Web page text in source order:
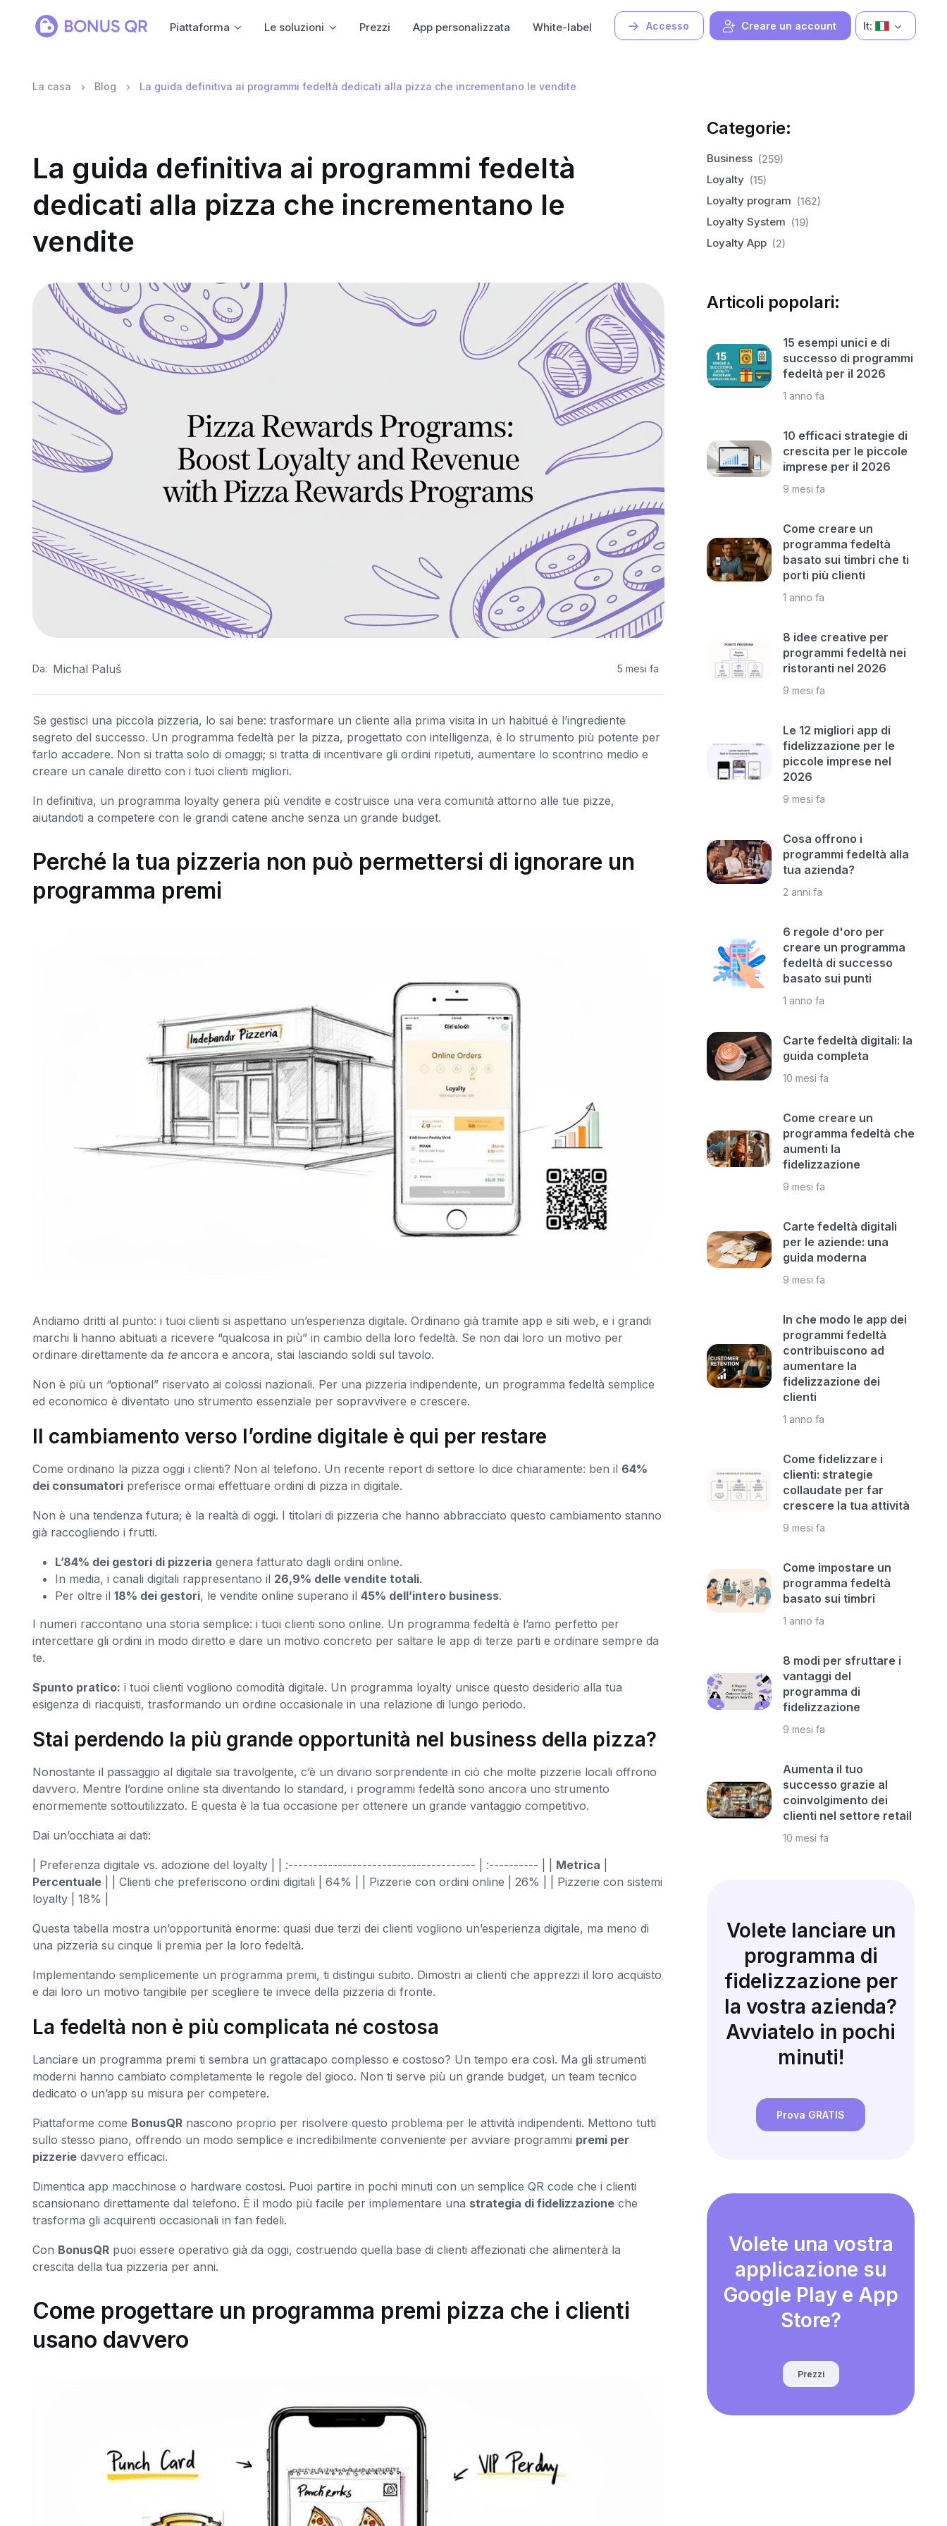
Accesso Creare un account
Piattaforma Le soluzioni Prezzi App personalizzata White-label It:
La casa Blog La guida definitiva ai programmi fedeltà dedicati alla pizza che incrementano le vendite
La guida definitiva ai programmi fedeltà
dedicati alla pizza che incrementano le
vendite
Da: Michal Paluš 5 mesi fa
Se gestisci una piccola pizzeria, lo sai bene: trasformare un cliente alla prima visita in un habitué è l’ingrediente
segreto del successo. Un programma fedeltà per la pizza, progettato con intelligenza, è lo strumento più potente per
farlo accadere. Non si tratta solo di omaggi; si tratta di incentivare gli ordini ripetuti, aumentare lo scontrino medio e
creare un canale diretto con i tuoi clienti migliori.
In definitiva, un programma loyalty genera più vendite e costruisce una vera comunità attorno alle tue pizze,
aiutandoti a competere con le grandi catene anche senza un grande budget.
Perché la tua pizzeria non può permettersi di ignorare un
programma premi
Andiamo dritti al punto: i tuoi clienti si aspettano un’esperienza digitale. Ordinano già tramite app e siti web, e i grandi
marchi li hanno abituati a ricevere “qualcosa in più” in cambio della loro fedeltà. Se non dai loro un motivo per
ordinare direttamente da teancora e ancora, stai lasciando soldi sul tavolo.
Non è più un “optional” riservato ai colossi nazionali. Per una pizzeria indipendente, un programma fedeltà semplice
ed economico è diventato uno strumento essenziale per sopravvivere e crescere.
Il cambiamento verso l’ordine digitale è qui per restare
Come ordinano la pizza oggi i clienti? Non al telefono. Un recente report di settore lo dice chiaramente: ben il 64%
dei consumatoripreferisce ormai effettuare ordini di pizza in digitale.
Non è una tendenza futura; è la realtà di oggi. I titolari di pizzeria che hanno abbracciato questo cambiamento stanno
già raccogliendo i frutti.
L’84% dei gestori di pizzeria genera fatturato dagli ordini online.
In media, i canali digitali rappresentano il 26,9% delle vendite totali.
Per oltre il 18% dei gestori, le vendite online superano il 45% dell’intero business.
I numeri raccontano una storia semplice: i tuoi clienti sono online. Un programma fedeltà è l’amo perfetto per
intercettare gli ordini in modo diretto e dare un motivo concreto per saltare le app di terze parti e ordinare sempre da
te.
Spunto pratico: i tuoi clienti vogliono comodità digitale. Un programma loyalty unisce questo desiderio alla tua
esigenza di riacquisti, trasformando un ordine occasionale in una relazione di lungo periodo.
Stai perdendo la più grande opportunità nel business della pizza?
Nonostante il passaggio al digitale sia travolgente, c’è un divario sorprendente in ciò che molte pizzerie locali offrono
davvero. Mentre l’ordine online sta diventando lo standard, i programmi fedeltà sono ancora uno strumento
enormemente sottoutilizzato. E questa è la tua occasione per ottenere un grande vantaggio competitivo.
Dai un’occhiata ai dati:
| Preferenza digitale vs. adozione del loyalty | | :-------------------------------------- | :---------- | | Metrica
Percentuale| | Clienti che preferiscono ordini digitali | 64% | | Pizzerie con ordini online | 26% | | Pizzerie con sistemi
loyalty | 18% |
Questa tabella mostra un’opportunità enorme: quasi due terzi dei clienti vogliono un’esperienza digitale, ma meno di
una pizzeria su cinque li premia per la loro fedeltà.
Implementando semplicemente un programma premi, ti distingui subito. Dimostri ai clienti che apprezzi il loro acquisto
e dai loro un motivo tangibile per scegliere te invece della pizzeria di fronte.
La fedeltà non è più complicata né costosa
Lanciare un programma premi ti sembra un grattacapo complesso e costoso? Un tempo era così. Ma gli strumenti
moderni hanno cambiato completamente le regole del gioco. Non ti serve più un grande budget, un team tecnico
dedicato o un’app su misura per competere.
Piattaforme come BonusQRnascono proprio per risolvere questo problema per le attività indipendenti. Mettono tutti
sullo stesso piano, offrendo un modo semplice e incredibilmente conveniente per avviare programmi premi per
pizzeriedavvero efficaci.
Dimentica app macchinose o hardware costosi. Puoi partire in pochi minuti con un semplice QR code che i clienti
scansionano direttamente dal telefono. È il modo più facile per implementare una strategia di fidelizzazioneche
trasforma gli acquirenti occasionali in fan fedeli.
Con BonusQRpuoi essere operativo già da oggi, costruendo quella base di clienti affezionati che alimenterà la
crescita della tua pizzeria per anni.
Come progettare un programma premi pizza che i clienti
usano davvero
Categorie:
Business (259)
Loyalty (15)
Loyalty program (162)
Loyalty System (19)
Loyalty App (2)
Articoli popolari:
15 esempi unici e di
successo di programmi
fedeltà per il 2026
1 anno fa
10 efficaci strategie di
crescita per le piccole
imprese per il 2026
9 mesi fa
Come creare un
programma fedeltà
basato sui timbri che ti
porti più clienti
1 anno fa
8 idee creative per
programmi fedeltà nei
ristoranti nel 2026
9 mesi fa
Le 12 migliori app di
fidelizzazione per le
piccole imprese nel
2026
9 mesi fa
Cosa offrono i
programmi fedeltà alla
tua azienda?
2 anni fa
6 regole d'oro per
creare un programma
fedeltà di successo
basato sui punti
1 anno fa
Carte fedeltà digitali: la
guida completa
10 mesi fa
Come creare un
programma fedeltà che
aumenti la
fidelizzazione
9 mesi fa
Carte fedeltà digitali
per le aziende: una
guida moderna
9 mesi fa
In che modo le app dei
programmi fedeltà
contribuiscono ad
aumentare la
fidelizzazione dei
clienti
1 anno fa
Come fidelizzare i
clienti: strategie
collaudate per far
crescere la tua attività
9 mesi fa
Come impostare un
programma fedeltà
basato sui timbri
1 anno fa
8 modi per sfruttare i
vantaggi del
programma di
fidelizzazione
9 mesi fa
Aumenta il tuo
successo grazie al
coinvolgimento dei
clienti nel settore retail
10 mesi fa
Volete lanciare un
programma di
fidelizzazione per
la vostra azienda?
Avviatelo in pochi
minuti!
Prova GRATIS
Volete una vostra
applicazione su
Google Play e App
Store?
Prezzi